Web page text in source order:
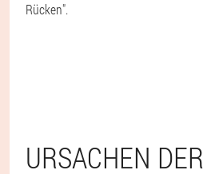
Rücken".
URSACHEN DER